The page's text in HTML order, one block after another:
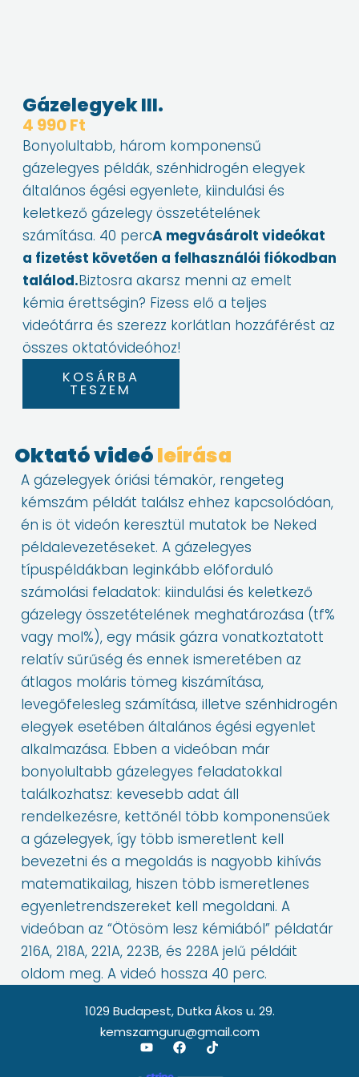
Gázelegyek III.
4 990Ft
Bonyolultabb, három komponensű
gázelegyes példák, szénhidrogén elegyek
általános égési egyenlete, kiindulási és
keletkező gázelegy összetételének
számítása. 40 percA megvásárolt videókat
a fizetést követően a felhasználói fiókodban
találod.Biztosra akarsz menni az emelt
kémia érettségin? Fizess elő a teljes
videótárra és szerezz korlátlan hozzáférést az
összes oktatóvideóhoz!
mennyiség
KOSÁRBA
TESZEM
Oktató videóleírása
A gázelegyek óriási témakör, rengeteg
kémszám példát találsz ehhez kapcsolódóan,
én is öt videón keresztül mutatok be Neked
példalevezetéseket. A gázelegyes
típuspéldákban leginkább előforduló
számolási feladatok: kiindulási és keletkező
gázelegy összetételének meghatározása (tf%
vagy mol%), egy másik gázra vonatkoztatott
relatív sűrűség és ennek ismeretében az
átlagos moláris tömeg kiszámítása,
levegőfelesleg számítása, illetve szénhidrogén
elegyek esetében általános égési egyenlet
alkalmazása. Ebben a videóban már
bonyolultabb gázelegyes feladatokkal
találkozhatsz: kevesebb adat áll
rendelkezésre, kettőnél több komponensűek
a gázelegyek, így több ismeretlent kell
bevezetni és a megoldás is nagyobb kihívás
matematikailag, hiszen több ismeretlenes
egyenletrendszereket kell megoldani. A
videóban az “Ötösöm lesz kémiából” példatár
216A, 218A, 221A, 223B, és 228A jelű példáit
oldom meg. A videó hossza 40 perc.
1029 Budapest, Dutka Ákos u. 29.
kemszamguru@gmail.com
Y
u
F
a
c
T
i
k